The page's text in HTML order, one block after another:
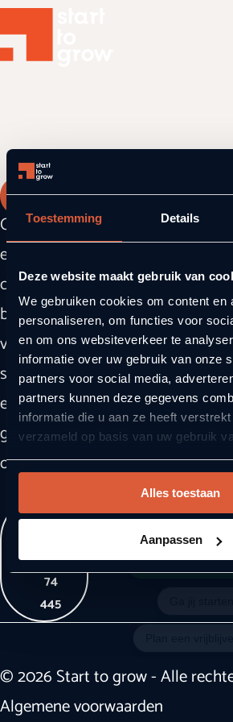
Toestemming Details
Deze website maakt gebruik van
We gebruiken cookies om content en
personaliseren, om functies voor
en om ons websiteverkeer te
informatie over uw gebruik van onze
partners voor social media,
partners kunnen deze gegevens
informatie die u aan ze heeft
verzameld op basis van uw gebruik
Alles toestaan
Aanpassen
Coaching,
events en
community
building
voor
startende
en
groeiende
ondernemers.
085
00
74
445
Quick links
Awards
Coaching
Events
StartToGrow
Over Ons
Partners
Blog
Contact
© 2026 Start to grow - Alle
Algemene voorwaarden